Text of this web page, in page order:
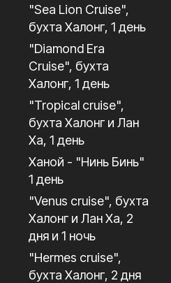
"Sea Lion Cruise",
бухта Халонг, 1 день
"Diamond Era
Cruise", бухта
Халонг, 1 день
"Tropical cruise",
бухта Халонг и Лан
Ха, 1 день
Ханой - "Нинь Бинь"
1 день
"Venus cruise", бухта
Халонг и Лан Ха, 2
дня и 1 ночь
"Hermes cruise",
бухта Халонг, 2 дня